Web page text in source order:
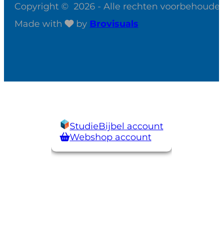
Copyright © 2026 - Alle rechten
Made with
by Brovisuals
StudieBijbel account
Webshop account